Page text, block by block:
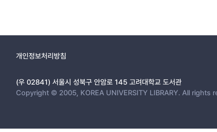
개인정보처리방침
(우 02841) 서울시 성북구 안암로 145 고려대학교 도서관
Copyright © 2005, KOREA UNIVERSITY LIBRARY. All rights